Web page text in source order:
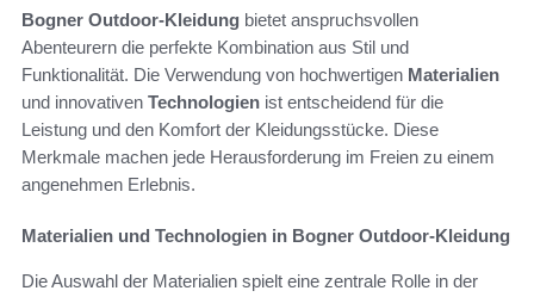
Bogner Outdoor-Kleidung bietet anspruchsvollen
Abenteurern die perfekte Kombination aus Stil und
Funktionalität. Die Verwendung von hochwertigen Materialien
und innovativen Technologien ist entscheidend für die
Leistung und den Komfort der Kleidungsstücke. Diese
Merkmale machen jede Herausforderung im Freien zu einem
angenehmen Erlebnis.
Materialien und Technologien in Bogner Outdoor-Kleidung
Die Auswahl der Materialien spielt eine zentrale Rolle in der